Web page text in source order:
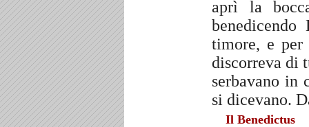
aprì la
timore, e per
discorreva di
serbavano in
si dicevano.
Il Benedictus